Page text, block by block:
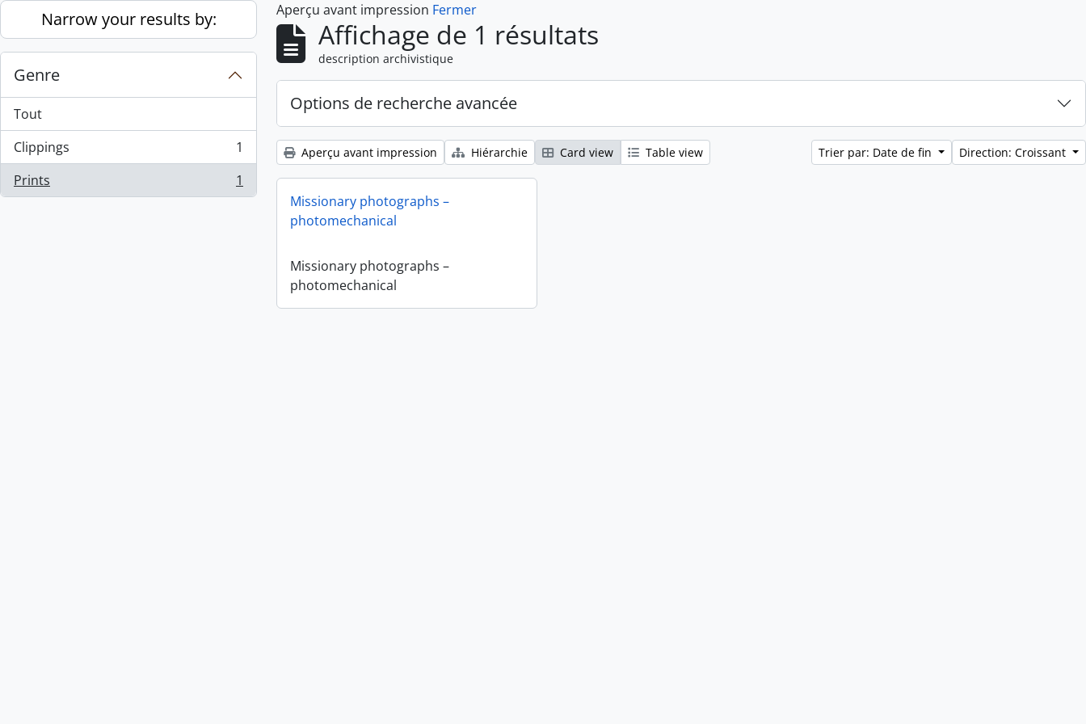
Skip to main content
Narrow your results by:
Genre
Tout
Clippings
, 1 résultats
1
Prints
, 1 résultats 1
Aperçu avant impression Fermer
Affichage de 1 résultats
description archivistique
Options de recherche avancée
Aperçu avant impression Hiérarchie Card view Table view Trier par: Date de fin Direction: Croissant
Missionary photographs –
photomechanical
Missionary photographs –
photomechanical